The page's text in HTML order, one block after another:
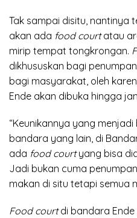
Tak sampai disitu, nantinya
akan ada food courtatau
mirip tempat tongkrongan.
dikhususkan bagi
bagi masyarakat, oleh
Ende akan dibuka hingga
“Keunikannya yang
bandara yang lain, di
ada food courtyang bisa
Jadi bukan cuma
makan di situ tetapi semua
Food courtdi bandara Ende